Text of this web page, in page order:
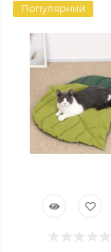
Популярний